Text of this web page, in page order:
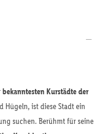
bekanntesten Kurstädte der
Hügeln, ist diese Stadt ein
suchen. Berühmt für seine